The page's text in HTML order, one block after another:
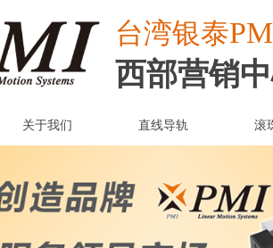
台湾银泰
西部营销
关于我们 直线导轨 滚